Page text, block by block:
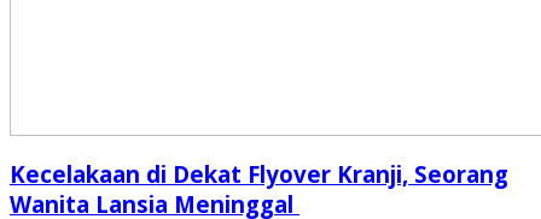
Kecelakaan di Dekat Flyover Kranji, Seorang
Wanita Lansia Meninggal